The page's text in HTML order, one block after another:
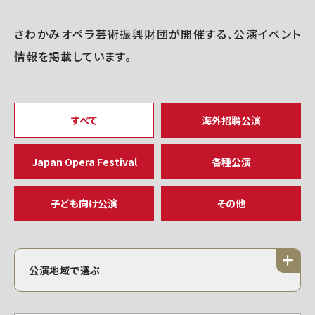
さわかみオペラ芸術振興財団が開催する、公演イベント
情報を掲載しています。
すべて 海外招聘公演
Japan Opera Festival 各種公演
子ども向け公演 その他
公演地域で選ぶ